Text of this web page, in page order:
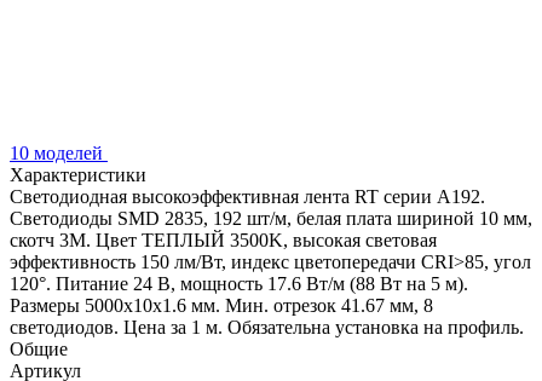
10 моделей
Характеристики
Светодиодная высокоэффективная лента RT серии A192.
Светодиоды SMD 2835, 192 шт/м, белая плата шириной 10 мм,
скотч 3M. Цвет ТЕПЛЫЙ 3500K, высокая световая
эффективность 150 лм/Вт, индекс цветопередачи CRI>85, угол
120°. Питание 24 В, мощность 17.6 Вт/м (88 Вт на 5 м).
Размеры 5000x10x1.6 мм. Мин. отрезок 41.67 мм, 8
светодиодов. Цена за 1 м. Обязательна установка на профиль.
Общие
Артикул